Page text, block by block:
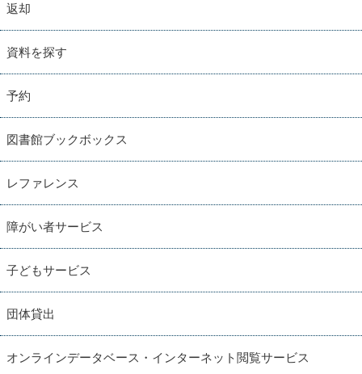
返却
資料を探す
予約
図書館ブックボックス
レファレンス
障がい者サービス
子どもサービス
団体貸出
オンラインデータベース・インターネット閲覧サービス